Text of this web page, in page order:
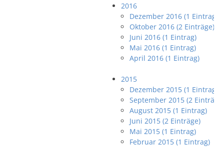
2016
Dezember 2016 (1 Eintrag)
Oktober 2016 (2 Einträge)
Juni 2016 (1 Eintrag)
Mai 2016 (1 Eintrag)
April 2016 (1 Eintrag)
2015
Dezember 2015 (1 Eintrag)
September 2015 (2 Einträge)
August 2015 (1 Eintrag)
Juni 2015 (2 Einträge)
Mai 2015 (1 Eintrag)
Februar 2015 (1 Eintrag)